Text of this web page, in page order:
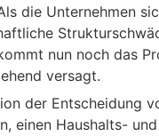
die Unternehmen
nun noch das
versagt.
der Entscheidung
einen Haushalts-